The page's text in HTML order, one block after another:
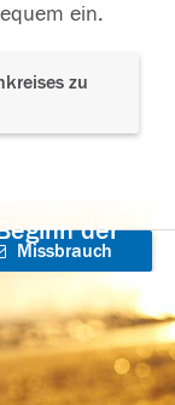
ein.
zu
der
Missbrauch